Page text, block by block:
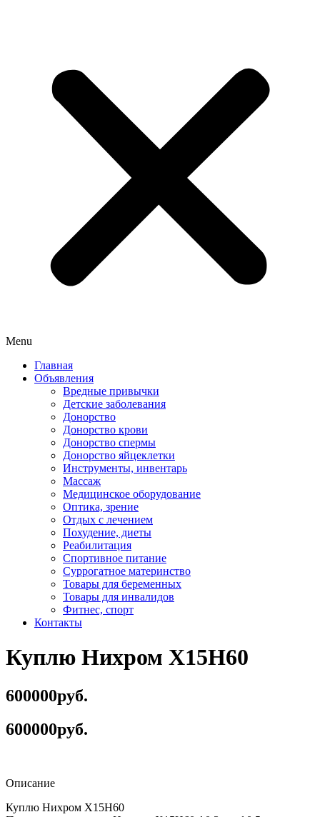
Menu
Главная
Объявления
Вредные привычки
Детские заболевания
Донорство
Донорство крови
Донорство спермы
Донорство яйцеклетки
Инструменты, инвентарь
Массаж
Медицинское оборудование
Оптика, зрение
Отдых с лечением
Похудение, диеты
Реабилитация
Спортивное питание
Суррогатное материнство
Товары для беременных
Товары для инвалидов
Фитнес, спорт
Контакты
Куплю Нихром Х15Н60
600000руб.
600000руб.
Описание
Куплю Нихром Х15Н60